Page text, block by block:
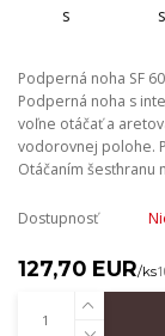
Podperná noha SF
Podperná noha s
voľne otáčať a
vodorovnej polohe.
Otáčaním šesťhranu
Dostupnosť
127,70 EUR/ks